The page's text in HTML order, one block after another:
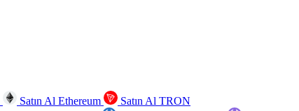
Satın Al Ethereum
Satın Al TRON